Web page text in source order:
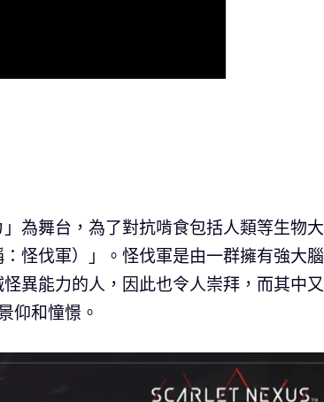
為舞台，為了對抗啃食包括人類等生物大
怪伐軍）」。怪伐軍是由一群擁有強大腦
異能力的人，因此也令人崇拜，而其中又
仰和憧憬。